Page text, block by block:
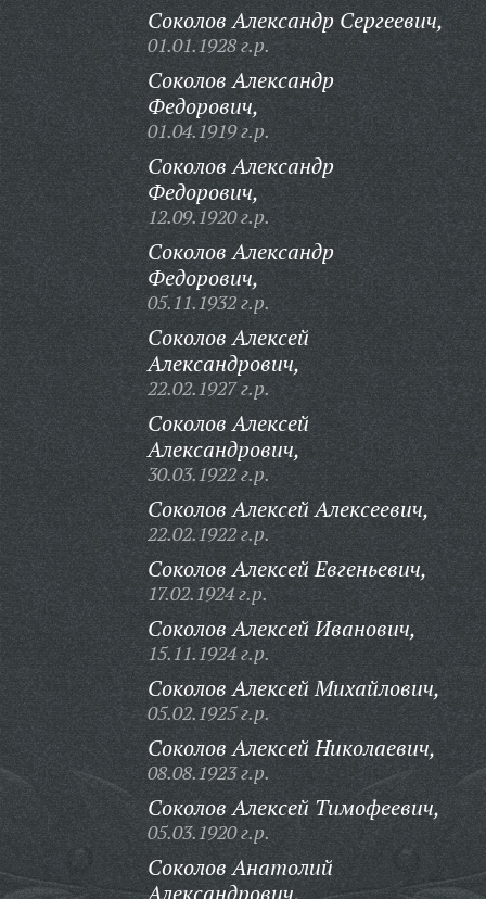
Соколов Александр Сергеевич,
01.01.1928 г.р.
Соколов Александр
Федорович,
01.04.1919 г.р.
Соколов Александр
Федорович,
12.09.1920 г.р.
Соколов Александр
Федорович,
05.11.1932 г.р.
Соколов Алексей
Александрович,
22.02.1927 г.р.
Соколов Алексей
Александрович,
30.03.1922 г.р.
Соколов Алексей Алексеевич,
22.02.1922 г.р.
Соколов Алексей Евгеньевич,
17.02.1924 г.р.
Соколов Алексей Иванович,
15.11.1924 г.р.
Соколов Алексей Михайлович,
05.02.1925 г.р.
Соколов Алексей Николаевич,
08.08.1923 г.р.
Соколов Алексей Тимофеевич,
05.03.1920 г.р.
Соколов Анатолий
Александрович,